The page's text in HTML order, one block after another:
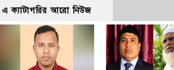
এ ক্যাটাগরির আরো নিউজ